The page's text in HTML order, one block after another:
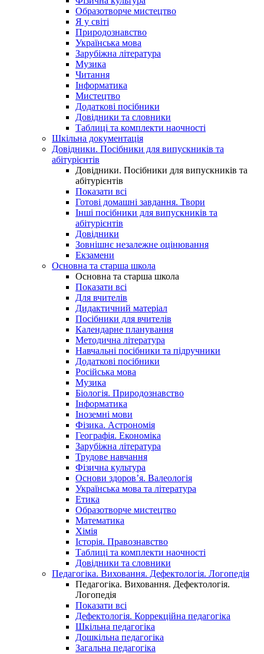
Образотворче мистецтво
Я у світі
Природознавство
Українська мова
Зарубіжна література
Музика
Читання
Інформатика
Мистецтво
Додаткові посібники
Довідники та словники
Таблиці та комплекти наочності
Шкільна документація
Довідники. Посібники для випускників та
абітурієнтів
Довідники. Посібники для випускників та
абітурієнтів
Показати всі
Готові домашні завдання. Твори
Інші посібники для випускників та
абітурієнтів
Довідники
Зовнішнє незалежне оцінювання
Екзамени
Основна та старша школа
Основна та старша школа
Показати всі
Для вчителів
Дидактичний матеріал
Посібники для вчителів
Календарне планування
Методична література
Навчальні посібники та підручники
Додаткові посібники
Російська мова
Музика
Біологія. Природознавство
Інформатика
Іноземні мови
Фізика. Астрономія
Географія. Економіка
Зарубіжна література
Трудове навчання
Фізична культура
Основи здоров’я. Валеологія
Українська мова та література
Етика
Образотворче мистецтво
Математика
Хімія
Історія. Правознавство
Таблиці та комплекти наочності
Довідники та словники
Педагогіка. Виховання. Дефектологія. Логопедія
Педагогіка. Виховання. Дефектологія.
Логопедія
Показати всі
Дефектологія. Коррекційна педагогіка
Шкільна педагогіка
Дошкільна педагогіка
Загальна педагогіка